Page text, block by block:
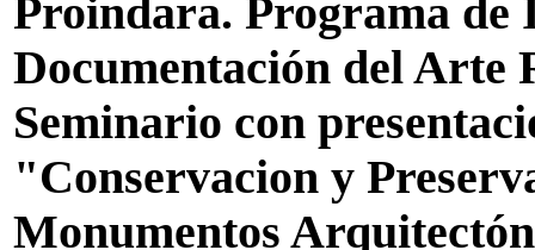
Proindara. Programa de
Documentación del Arte
Seminario con
"Conservacion y
Monumentos